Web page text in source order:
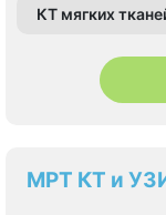
КТ мягких
МРТ КТ и